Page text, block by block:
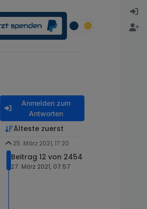
Anmelden zum
Antworten
Älteste zuerst
25. März 2021, 17:20
Beitrag 12 von 2454
27. März 2021, 07:57